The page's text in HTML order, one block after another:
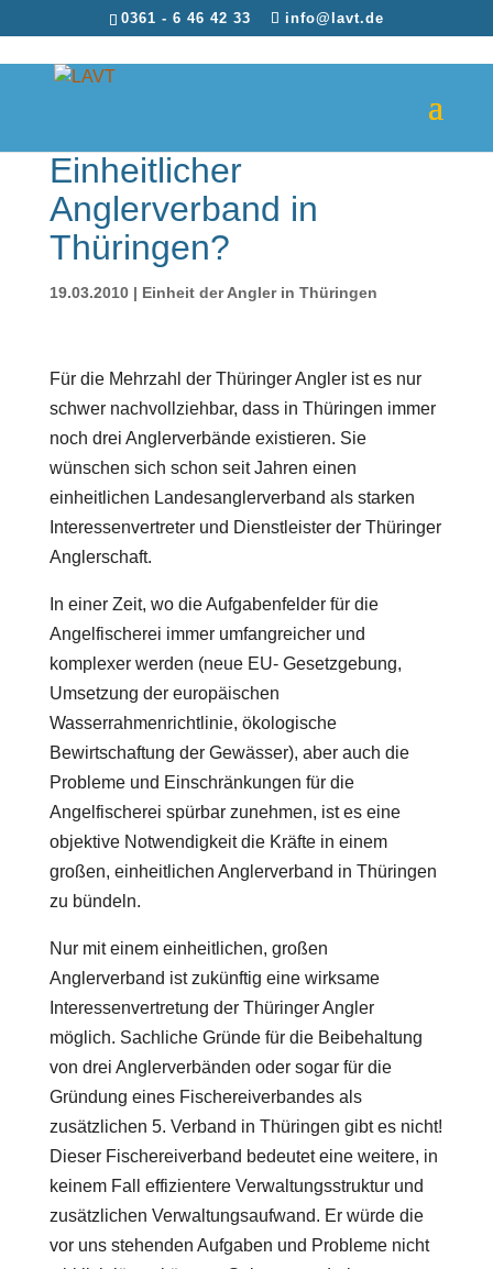
0361 - 6 46 42 33 info@lavt.de
Einheitlicher
Anglerverband in
Thüringen?
19.03.2010| Einheit der Angler in Thüringen
Für die Mehrzahl der Thüringer Angler ist es nur
schwer nachvollziehbar, dass in Thüringen immer
noch drei Anglerverbände existieren. Sie
wünschen sich schon seit Jahren einen
einheitlichen Landesanglerverband als starken
Interessenvertreter und Dienstleister der Thüringer
Anglerschaft.
In einer Zeit, wo die Aufgabenfelder für die
Angelfischerei immer umfangreicher und
komplexer werden (neue EU- Gesetzgebung,
Umsetzung der europäischen
Wasserrahmenrichtlinie, ökologische
Bewirtschaftung der Gewässer), aber auch die
Probleme und Einschränkungen für die
Angelfischerei spürbar zunehmen, ist es eine
objektive Notwendigkeit die Kräfte in einem
großen, einheitlichen Anglerverband in Thüringen
zu bündeln.
Nur mit einem einheitlichen, großen
Anglerverband ist zukünftig eine wirksame
Interessenvertretung der Thüringer Angler
möglich. Sachliche Gründe für die Beibehaltung
von drei Anglerverbänden oder sogar für die
Gründung eines Fischereiverbandes als
zusätzlichen 5. Verband in Thüringen gibt es nicht!
Dieser Fischereiverband bedeutet eine weitere, in
keinem Fall effizientere Verwaltungsstruktur und
zusätzlichen Verwaltungsaufwand. Er würde die
vor uns stehenden Aufgaben und Probleme nicht